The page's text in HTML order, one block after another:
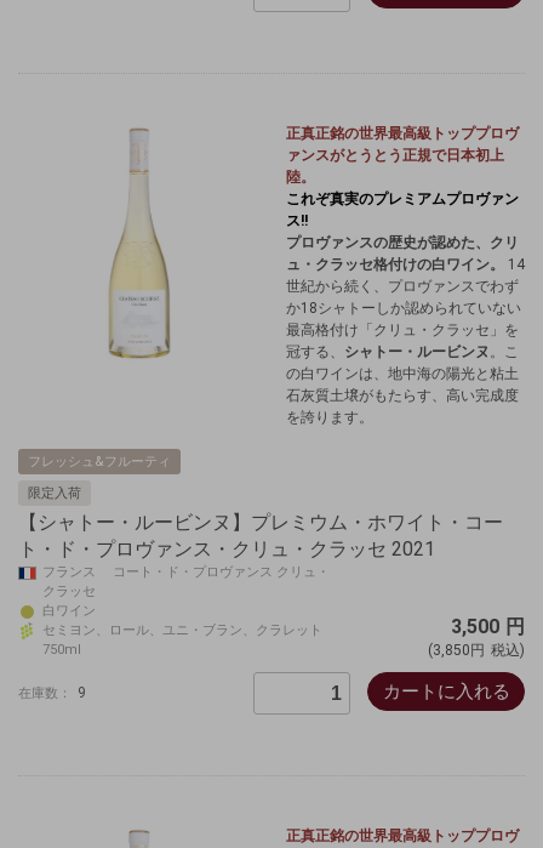
正真正銘の世界最高級 トッププロヴ
ァンスがとうとう正規で日本初上
陸。
これぞ真実のプレミアムプロヴァン
ス!!
プロヴァンスの歴史が認めた、クリ
ュ・クラッセ格付けの白ワイン。
14
世紀から続く、プロヴァンスでわず
か18シャトーしか認められていない
最高格付け「クリュ・クラッセ」を
冠する、
シャトー・ルービンヌ 。こ
の白ワインは、地中海の陽光と粘土
石灰質土壌がもたらす、高い完成度
を誇ります。
フレッシュ&フルーティ
限定入荷
【シャトー・ルービンヌ】プレミウム・ホワイト・コー
ト・ド・プロヴァンス・クリュ・クラッセ 2021
フランス コート・ド・プロヴァンス クリュ・
クラッセ
白ワイン
セミヨン、ロール、ユニ・ブラン、クラレット
750ml
3,500 円
(3,850円 税込)
在庫数： 9 カートに入れる
正真正銘の世界最高級 トッププロヴ